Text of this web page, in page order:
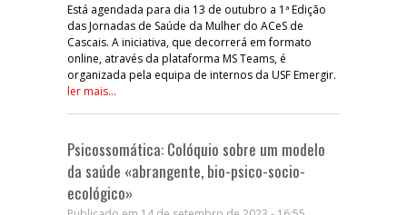
Está agendada para dia 13 de outubro a 1ª Edição
das Jornadas de Saúde da Mulher do ACeS de
Cascais. A iniciativa, que decorrerá em formato
online, através da plataforma MS Teams, é
organizada pela equipa de internos da USF Emergir.
ler mais...
Psicossomática: Colóquio sobre um modelo
da saúde «abrangente, bio-psico-socio-
ecológico»